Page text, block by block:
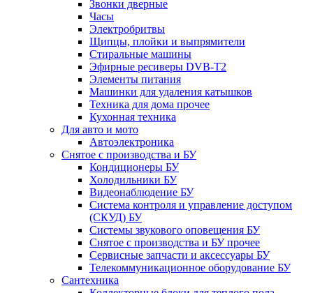
Звонки дверные
Часы
Электробритвы
Щипцы, плойки и выпрямители
Стиральные машины
Эфирные ресиверы DVB-T2
Элементы питания
Машинки для удаления катышков
Техника для дома прочее
Кухонная техника
Для авто и мото
Автоэлектроника
Снятое с производства и БУ
Кондиционеры БУ
Холодильники БУ
Видеонаблюдение БУ
Система контроля и управление доступом
(СКУД) БУ
Системы звукового оповещения БУ
Снятое с производства и БУ прочее
Сервисные запчасти и аксессуары БУ
Телекоммуникационное оборудование БУ
Сантехника